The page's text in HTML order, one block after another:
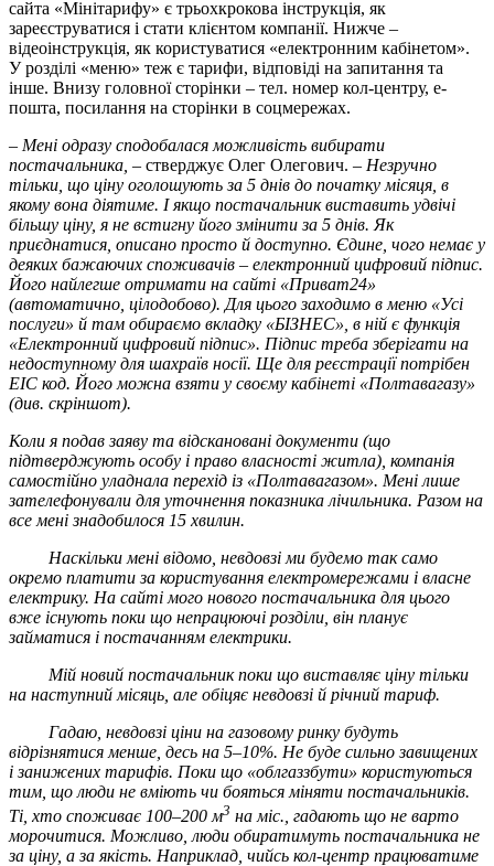
сайта «Мінітарифу» є трьохкрокова інструкція, як
зареєструватися і стати клієнтом компанії. Нижче –
відеоінструкція, як користуватися «електронним кабінетом».
У розділі «меню» теж є тарифи, відповіді на запитання та
інше. Внизу головної сторінки – тел. номер кол-центру, е-
пошта, посилання на сторінки в соцмережах.
– Мені одразу сподобалася можливість вибирати
постачальника, – стверджує Олег Олегович. – Незручно
тільки, що ціну оголошують за 5 днів до початку місяця, в
якому вона діятиме. І якщо постачальник виставить удвічі
більшу ціну, я не встигну його змінити за 5 днів. Як
приєднатися, описано просто й доступно. Єдине, чого немає у
деяких бажаючих споживачів – електронний цифровий підпис.
Його найлегше отримати на сайті «Приват24»
(автоматично, цілодобово). Для цього заходимо в меню «Усі
послуги» й там обираємо вкладку «БІЗНЕС», в ній є функція
«Електронний цифровий підпис». Підпис треба зберігати на
недоступному для шахраїв носії. Ще для реєстрації потрібен
EIC код. Його можна взяти у своєму кабінеті «Полтавагазу»
(див. скріншот).
Коли я подав заяву та відскановані документи (що
підтверджують особу і право власності житла), компанія
самостійно уладнала перехід із «Полтавагазом». Мені лише
зателефонували для уточнення показника лічильника. Разом на
все мені знадобилося 15 хвилин.
Наскільки мені відомо, невдовзі ми будемо так само
окремо платити за користування електромережами і власне
електрику. На сайті мого нового постачальника для цього
вже існують поки що непрацюючі розділи, він планує
займатися і постачанням електрики.
Мій новий постачальник поки що виставляє ціну тільки
на наступний місяць, але обіцяє невдовзі й річний тариф.
Гадаю, невдовзі ціни на газовому ринку будуть
відрізнятися менше, десь на 5–10%. Не буде сильно завищених
і занижених тарифів. Поки що «облгаззбути» користуються
тим, що люди не вміють чи бояться міняти постачальників.
Ті, хто споживає 100–200 м3 на міс., гадають що не варто
морочитися. Можливо, люди обиратимуть постачальника не
за ціну, а за якість. Наприклад, чийсь кол-центр працюватиме